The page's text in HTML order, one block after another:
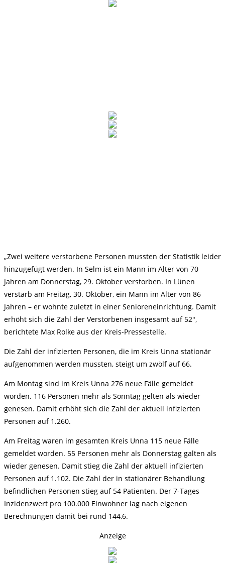
„Zwei weitere verstorbene Personen mussten der Statistik leider
hinzugefügt werden. In Selm ist ein Mann im Alter von 70
Jahren am Donnerstag, 29. Oktober verstorben. In Lünen
verstarb am Freitag, 30. Oktober, ein Mann im Alter von 86
Jahren – er wohnte zuletzt in einer Senioreneinrichtung. Damit
erhöht sich die Zahl der Verstorbenen insgesamt auf 52″,
berichtete Max Rolke aus der Kreis-Pressestelle.
Die Zahl der infizierten Personen, die im Kreis Unna stationär
aufgenommen werden mussten, steigt um zwölf auf 66.
Am Montag sind im Kreis Unna 276 neue Fälle gemeldet
worden. 116 Personen mehr als Sonntag gelten als wieder
genesen. Damit erhöht sich die Zahl der aktuell infizierten
Personen auf 1.260.
Am Freitag waren im gesamten Kreis Unna 115 neue Fälle
gemeldet worden. 55 Personen mehr als Donnerstag galten als
wieder genesen. Damit stieg die Zahl der aktuell infizierten
Personen auf 1.102. Die Zahl der in stationärer Behandlung
befindlichen Personen stieg auf 54 Patienten. Der 7-Tages
Inzidenzwert pro 100.000 Einwohner lag nach eigenen
Berechnungen damit bei rund 144,6.
Anzeige